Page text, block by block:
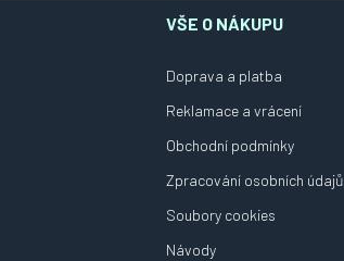
VŠE O NÁKUPU
Doprava a platba
Reklamace a vrácení
Obchodní podmínky
Zpracování osobních údajů
Soubory cookies
Návody